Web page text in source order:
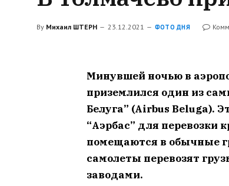
By Михаил ШТЕРН 23.12.2021 ФОТО ДНЯ
Минувшей ночью в
приземлился один из
Белуга” (Airbus Beluga).
“Аэрбас” для перевозки
помещаются в обычные
самолеты перевозят
заводами.